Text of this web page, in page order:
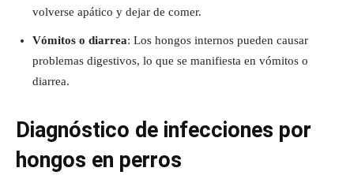
volverse apático y dejar de comer.
Vómitos o diarrea: Los hongos internos pueden causar
problemas digestivos, lo que se manifiesta en vómitos o
diarrea.
Diagnóstico de infecciones por
hongos en perros